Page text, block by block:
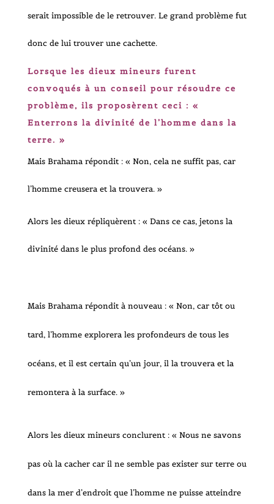
serait impossible de le retrouver. Le grand problème fut
donc de lui trouver une cachette.
Lorsque les dieux mineurs furent
convoqués à un conseil pour résoudre ce
problème, ils proposèrent ceci : «
Enterrons la divinité de l’homme dans la
terre. »
Mais Brahama répondit : « Non, cela ne suffit pas, car
l’homme creusera et la trouvera. »
Alors les dieux répliquèrent : « Dans ce cas, jetons la
divinité dans le plus profond des océans. »
Mais Brahama répondit à nouveau : « Non, car tôt ou
tard, l’homme explorera les profondeurs de tous les
océans, et il est certain qu’un jour, il la trouvera et la
remontera à la surface. »
Alors les dieux mineurs conclurent : « Nous ne savons
pas où la cacher car il ne semble pas exister sur terre ou
dans la mer d’endroit que l’homme ne puisse atteindre